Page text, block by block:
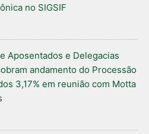
no SIGSIF
Aposentados e Delegacias
andamento do Processão
3,17% em reunião com Motta